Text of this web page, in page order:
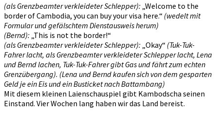
(als Grenzbeamter verkleideter Schlepper): „Welcome to the
border of Cambodia, you can buy your visa here.“ (wedelt mit
Formular und gefälschtem Dienstausweis herum)
(Bernd): „This is not the border!“
(als Grenzbeamter verkleideter Schlepper): „Okay“ (Tuk-Tuk-
Fahrer lacht, als Grenzbeamter verkleideter Schlepper lacht, Lena
und Bernd lachen, Tuk-Tuk-Fahrer gibt Gas und fährt zum echten
Grenzübergang). (Lena und Bernd kaufen sich von dem gesparten
Geld je ein Eis und ein Busticket nach Battambang)
Mit diesem kleinen Laienschauspiel gibt Kambodscha seinen
Einstand. Vier Wochen lang haben wir das Land bereist.